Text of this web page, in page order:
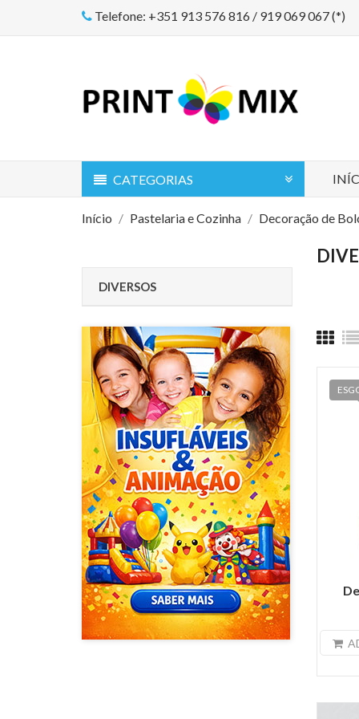
Telefone: +351 913 576 816 / 919 069 067 (*)
CATEGORIAS
Início Pastelaria e Cozinha Decoração de
DIVERSOS